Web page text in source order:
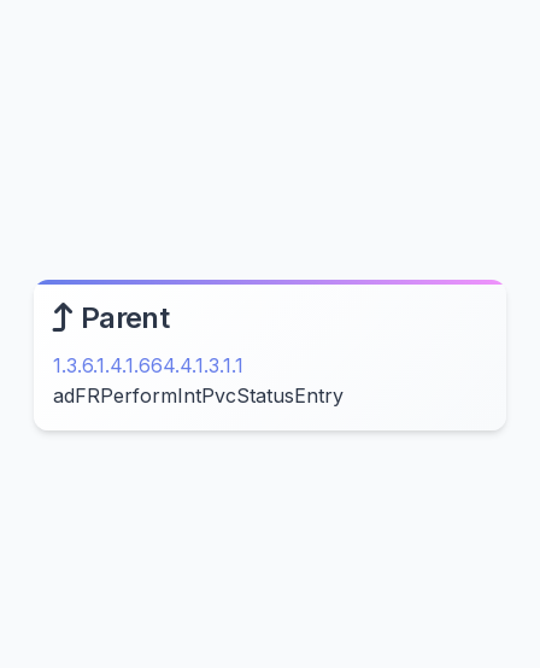
Parent
1.3.6.1.4.1.664.4.1.3.1.1
adFRPerformIntPvcStatusEntry